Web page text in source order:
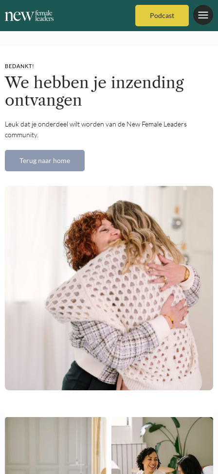
Podcast
BEDANKT!
We hebben je inzending
ontvangen
Leuk dat je onderdeel wilt worden van de New Female Leaders
community.
Terug naar home